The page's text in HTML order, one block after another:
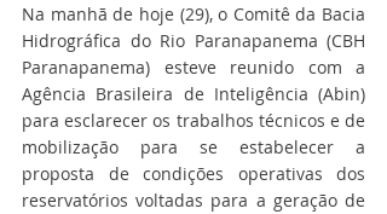
Na manhã de hoje (29), o Comitê da Bacia
Hidrográfica do Rio Paranapanema (CBH
Paranapanema) esteve reunido com a
Agência Brasileira de Inteligência (Abin)
para esclarecer os trabalhos técnicos e de
mobilização para se estabelecer a
proposta de condições operativas dos
reservatórios voltadas para a geração de